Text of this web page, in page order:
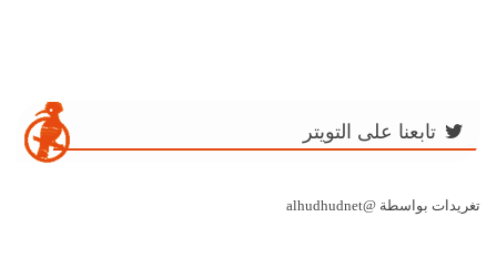
تابعنا على التويتر
تغريدات بواسطة @alhudhudnet